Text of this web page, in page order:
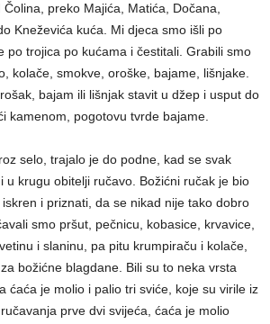
preko Majića, Matića, Dočana,
Kneževića kuća. Mi djeca smo išli po
po trojica po kućama i čestitali. Grabili smo
kolače, smokve, oroške, bajame, lišnjake.
bajam ili lišnjak stavit u džep i usput do
kamenom, pogotovu tvrde bajame.
selo, trajalo je do podne, kad se svak
u krugu obitelji ručavo. Božićni ručak je bio
i priznati, da se nikad nije tako dobro
smo pršut, pečnicu, kobasice, krvavice,
i slaninu, pa pitu krumpiraču i kolače,
božićne blagdane. Bili su to neka vrsta
ćaća je molio i palio tri sviće, koje su virile iz
prve dvi svijeća, ćaća je molio